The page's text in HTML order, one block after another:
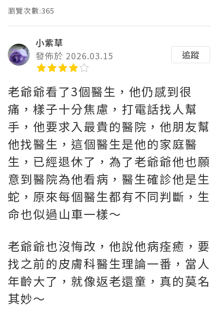
瀏覽次數:365
小紫草
發佈於 2026.03.15
追蹤
老爺爺看了3個醫生，他仍感到很
痛，樣子十分焦慮，打電話找人幫
手，他要求入最貴的醫院，他朋友幫
他找醫生，這個醫生是他的家庭醫
生，已經退休了，為了老爺爺他也願
意到醫院為他看病，醫生確診他是生
蛇，原來每個醫生都有不同判斷，生
命也似過山車一樣～
老爺爺也沒悔改，他說他病痊癒，要
找之前的皮膚科醫生理論一番，當人
年齡大了，就像返老還童，真的莫名
其妙～